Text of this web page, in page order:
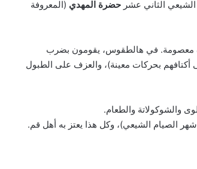
الشيعي الثاني عشرحضرة المهدي (المعروفة
معصومة. في هالطقوس، يقومون بضرب
بحركات معينة)، والعزف على الطبول
والشوكولاتة والطعام.
شهر الصيام الشيعي)، وكل هذا يعتز به أهل قم.